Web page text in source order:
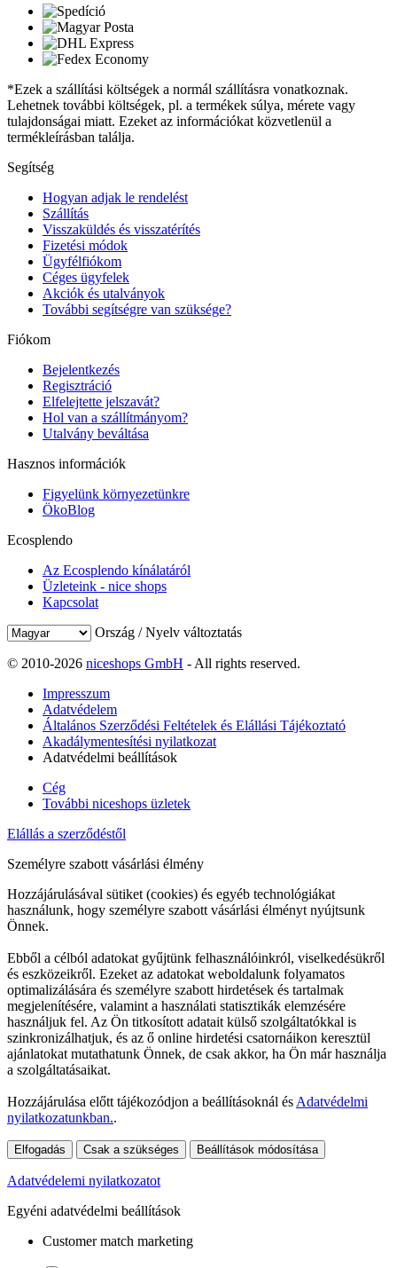
*Ezek a szállítási költségek a normál szállításra vonatkoznak.
Lehetnek további költségek, pl. a termékek súlya, mérete vagy
tulajdonságai miatt. Ezeket az információkat közvetlenül a
termékleírásban találja.
Segítség
Hogyan adjak le rendelést
Szállítás
Visszaküldés és visszatérítés
Fizetési módok
Ügyfélfiókom
Céges ügyfelek
Akciók és utalványok
További segítségre van szüksége?
Fiókom
Bejelentkezés
Regisztráció
Elfelejtette jelszavát?
Hol van a szállítmányom?
Utalvány beváltása
Hasznos információk
Figyelünk környezetünkre
ÖkoBlog
Ecosplendo
Az Ecosplendo kínálatáról
Üzleteink - nice shops
Kapcsolat
Ország / Nyelv változtatás
© 2010-2026 niceshops GmbH - All rights reserved.
Impresszum
Adatvédelem
Általános Szerződési Feltételek és Elállási Tájékoztató
Akadálymentesítési nyilatkozat
Adatvédelmi beállítások
Cég
További niceshops üzletek
Elállás a szerződéstől
Személyre szabott vásárlási élmény
Hozzájárulásával sütiket (cookies) és egyéb technológiákat
használunk, hogy személyre szabott vásárlási élményt nyújtsunk
Önnek.
Ebből a célból adatokat gyűjtünk felhasználóinkról, viselkedésükről
és eszközeikről. Ezeket az adatokat weboldalunk folyamatos
optimalizálására és személyre szabott hirdetések és tartalmak
megjelenítésére, valamint a használati statisztikák elemzésére
használjuk fel. Az Ön titkosított adatait külső szolgáltatókkal is
szinkronizálhatjuk, és az ő online hirdetési csatornáikon keresztül
ajánlatokat mutathatunk Önnek, de csak akkor, ha Ön már használja
a szolgáltatásaikat.
Hozzájárulása előtt tájékozódjon a beállításoknál és Adatvédelmi
nyilatkozatunkban..
Elfogadás Csak a szükséges Beállítások módosítása
Adatvédelemi nyilatkozatot
Egyéni adatvédelmi beállítások
Customer match marketing